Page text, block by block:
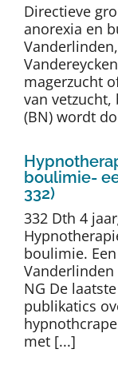
Directieve
anorexia en
magerzucht
van
(BN) wordt
boulimie-
332)
332 Dth 4
boulimie.
Vanderlinden
NG De
publikatics
met [...]